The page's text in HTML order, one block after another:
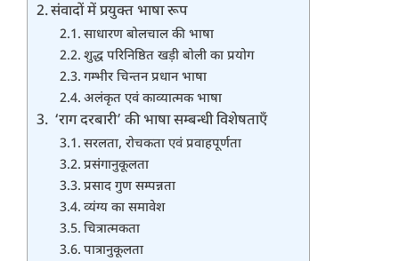
संवादों में प्रयुक्त भाषा रूप
साधारण बोलचाल की भाषा
शुद्ध परिनिष्ठित खड़ी बोली का प्रयोग
गम्भीर चिन्तन प्रधान भाषा
अलंकृत एवं काव्यात्मक भाषा
‘राग दरबारी’ की भाषा सम्बन्धी विशेषताएँ
सरलता, रोचकता एवं प्रवाहपूर्णता
प्रसंगानुकूलता
प्रसाद गुण सम्पन्नता
व्यंग्य का समावेश
चित्रात्मकता
पात्रानुकूलता